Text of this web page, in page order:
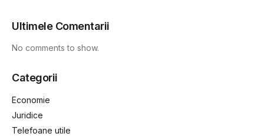
Ultimele Comentarii
No comments to show.
Categorii
Economie
Juridice
Telefoane utile